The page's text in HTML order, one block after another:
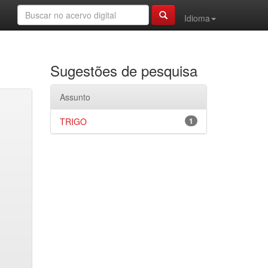
Idioma
Sugestões de pesquisa
Assunto
1
TRIGO